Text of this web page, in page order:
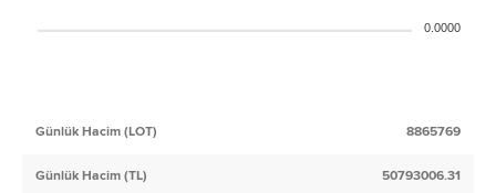
0.0000
Günlük Hacim (LOT) 8865769
Günlük Hacim (TL) 50793006.31